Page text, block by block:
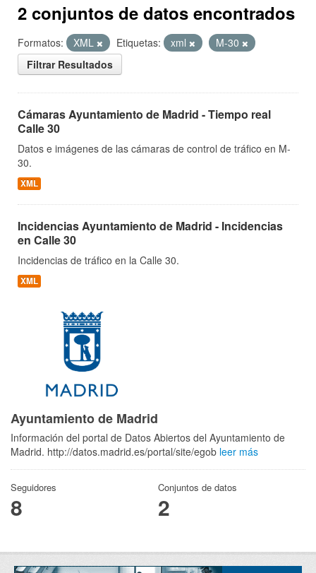
2 conjuntos de datos encontrados
Formatos: XML Etiquetas: xml
M-30
Filtrar Resultados
Cámaras Ayuntamiento de Madrid - Tiempo real
Calle 30
Datos e imágenes de las cámaras de control de tráfico en M-
30.
XML
Incidencias Ayuntamiento de Madrid - Incidencias
en Calle 30
Incidencias de tráfico en la Calle 30.
XML
Ayuntamiento de Madrid
Información del portal de Datos Abiertos del Ayuntamiento de
Madrid. http://datos.madrid.es/portal/site/egob leer más
Seguidores
8
Conjuntos de datos
2